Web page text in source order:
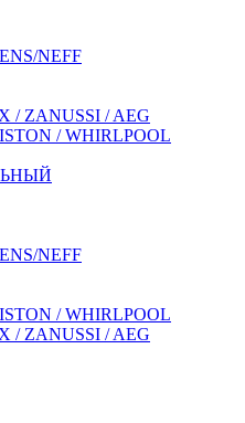
NEFF
/ ZANUSSI / AEG
/ WHIRLPOOL
NEFF
/ WHIRLPOOL
/ ZANUSSI / AEG